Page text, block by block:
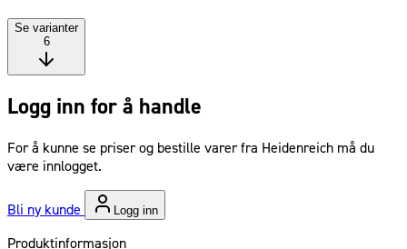
Se varianter
6
Logg inn for å handle
For å kunne se priser og bestille varer fra Heidenreich må du
være innlogget.
Bli ny kunde Logg inn
Produktinformasjon